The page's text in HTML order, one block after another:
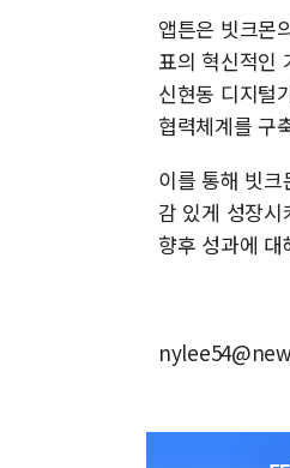
앱튼은 빗크몬
표의 혁신적인
신현동 디지털
협력체계를 구
이를 통해 빗
감 있게 성장
향후 성과에